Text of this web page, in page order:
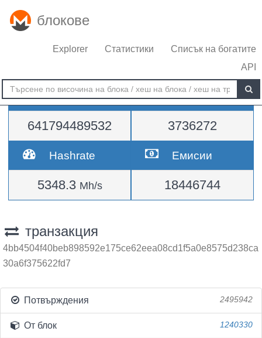
блокове
Explorer Статистики
Списък на богатите
API
Трудност
641794489532
височина
3736272
Hashrate
5348.3 Mh/s
Емисии
18446744
транзакция
4bb4504f40beb898592e175ce62eea08cd1f5a0e8575d238ca
30a6f375622fd7
Потвърждения 2495942
От блок 1240330